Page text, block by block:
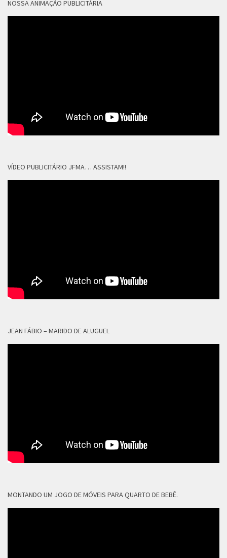
NOSSA ANIMAÇÃO PUBLICITÁRIA
VÍDEO PUBLICITÁRIO JFMA… ASSISTAM!!
JEAN FÁBIO – MARIDO DE ALUGUEL
MONTANDO UM JOGO DE MÓVEIS PARA QUARTO DE BEBÊ.